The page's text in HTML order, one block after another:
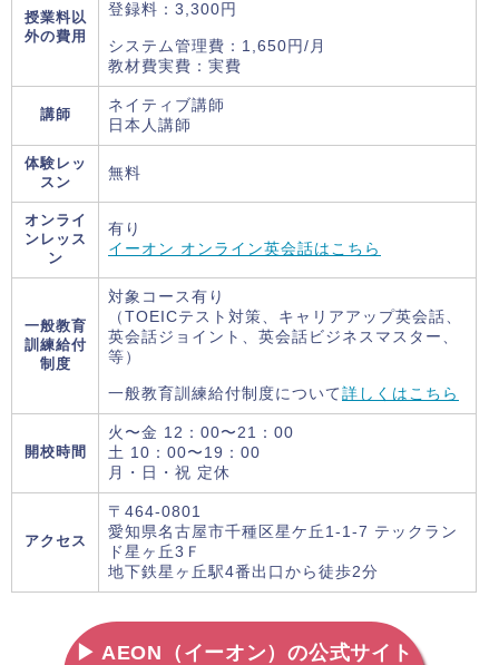
授業料以
外の費用
登録料：3,300円
システム管理費：1,650円/月
教材費実費：実費
講師
ネイティブ講師
日本人講師
体験レッ
スン
無料
オンライ
ンレッス
ン
有り
イーオン オンライン英会話はこちら
一般教育
訓練給付
制度
対象コース有り
（TOEICテスト対策、キャリアアップ英会話、
英会話ジョイント、英会話ビジネスマスター、
等）
一般教育訓練給付制度について 詳しくはこちら
開校時間
火〜金 12：00〜21：00
土 10：00〜19：00
月・日・祝 定休
アクセス
〒464-0801
愛知県名古屋市千種区星ケ丘1-1-7 テックラン
ド星ヶ丘3Ｆ
地下鉄星ヶ丘駅4番出口から徒歩2分
▶ AEON（イーオン）の公式サイト